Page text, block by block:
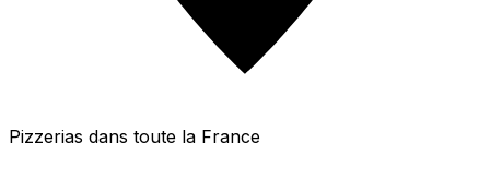
Pizzerias dans toute la France